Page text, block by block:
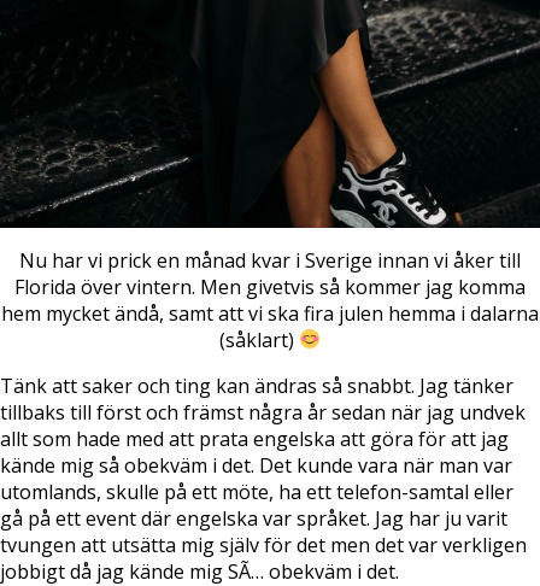
Nu har vi prick en månad kvar i Sverige innan vi åker till
Florida över vintern. Men givetvis så kommer jag komma
hem mycket ändå, samt att vi ska fira julen hemma i dalarna
(såklart)
Tänk att saker och ting kan ändras så snabbt. Jag tänker
tillbaks till först och främst några år sedan när jag undvek
allt som hade med att prata engelska att göra för att jag
kände mig så obekväm i det. Det kunde vara när man var
utomlands, skulle på ett möte, ha ett telefon-samtal eller
gå på ett event där engelska var språket. Jag har ju varit
tvungen att utsätta mig själv för det men det var verkligen
jobbigt då jag kände mig SÃ… obekväm i det.